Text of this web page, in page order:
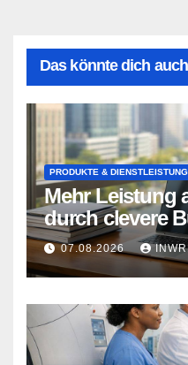
Das könnte dich
PRODUKTE &
Mehr Leistung
durch clevere
Essen
07.08.2026